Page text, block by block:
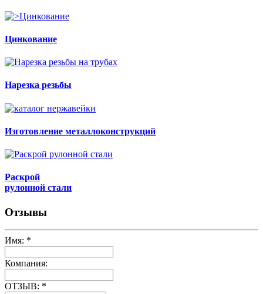
Цинкование
Нарезка резьбы
Изготовление металлоконструкций
Раскрой
рулонной стали
Отзывы
Имя: *
Компания:
ОТЗЫВ: *